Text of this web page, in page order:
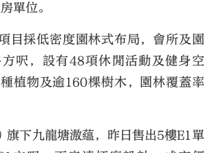
單位。
目採低密度園林式布局，會所及園
呎，設有48項休閒活動及健身空
植物及逾160棵樹木，園林覆蓋率
旗下九龍塘滶蘊，昨日售出5樓E1單